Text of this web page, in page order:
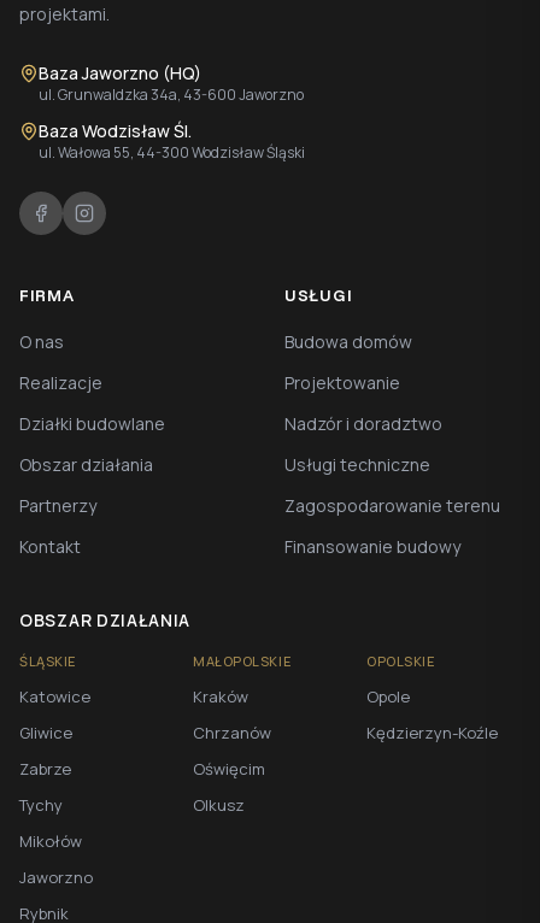
projektami.
Baza Jaworzno (HQ)
ul. Grunwaldzka 34a, 43-600 Jaworzno
Baza Wodzisław Śl.
ul. Wałowa 55, 44-300 Wodzisław Śląski
FIRMA
O nas
Realizacje
Działki budowlane
Obszar działania
Partnerzy
Kontakt
USŁUGI
Budowa domów
Projektowanie
Nadzór i doradztwo
Usługi techniczne
Zagospodarowanie terenu
Finansowanie budowy
OBSZAR DZIAŁANIA
ŚLĄSKIE
Katowice
Gliwice
Zabrze
Tychy
Mikołów
Jaworzno
Rybnik
MAŁOPOLSKIE
Kraków
Chrzanów
Oświęcim
Olkusz
OPOLSKIE
Opole
Kędzierzyn-Koźle